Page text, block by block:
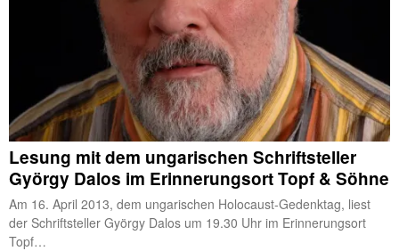
Lesung mit dem ungarischen Schriftsteller
György Dalos im Erinnerungsort Topf & Söhne
Am 16. April 2013, dem ungarischen Holocaust-Gedenktag, liest
der Schriftsteller György Dalos um 19.30 Uhr im Erinnerungsort
Topf…